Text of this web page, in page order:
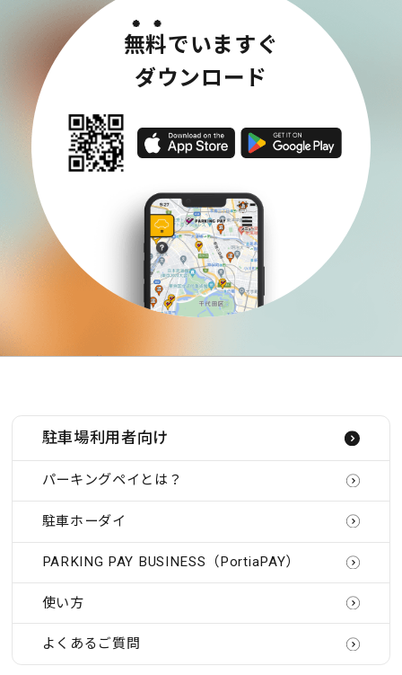
無料でいますぐ
ダウンロード
駐車場利用者向け
パーキングペイとは？
駐車ホーダイ
PARKING PAY BUSINESS（PortiaPAY）
使い方
よくあるご質問